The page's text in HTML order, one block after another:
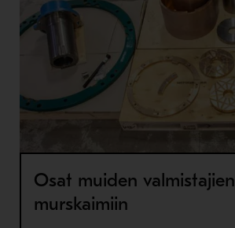
Osat muiden valmistajien
murskaimiin